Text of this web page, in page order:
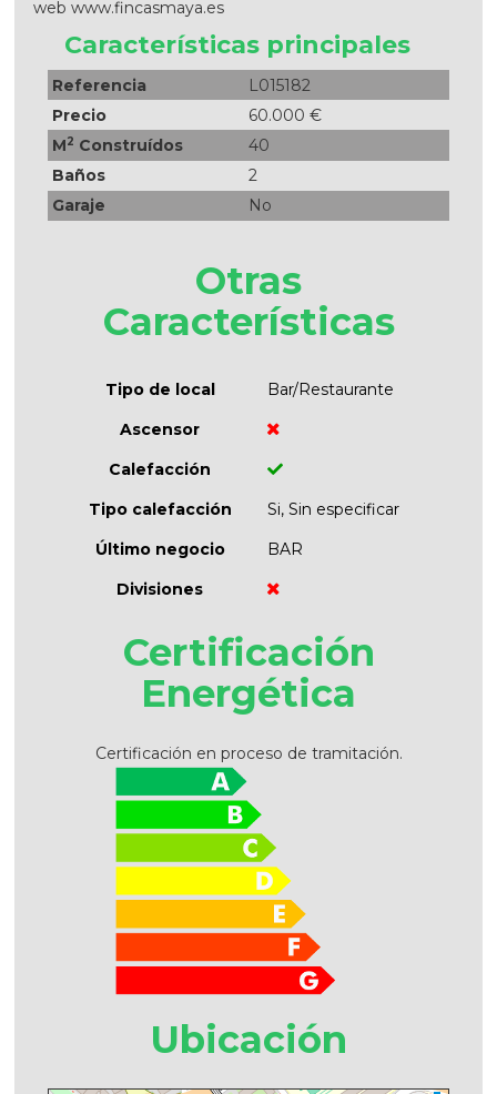
web www.fincasmaya.es
Características principales
Referencia
L015182
Precio
60.000 €
M2 Construídos
40
Baños
2
Garaje
No
Otras
Características
Tipo de local
Bar/Restaurante
Ascensor
Calefacción
Tipo calefacción
Si, Sin especificar
Último negocio
BAR
Divisiones
Certificación
Energética
Certificación en proceso de tramitación.
Ubicación